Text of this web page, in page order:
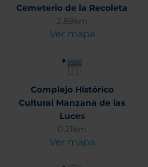
Cemeterio de la Recoleta
2.89km
Ver mapa
Complejo Histórico
Cultural Manzana de las
Luces
0.21km
Ver mapa